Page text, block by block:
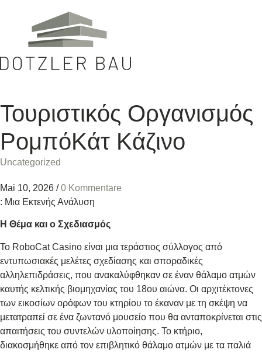
Τουριστικός Οργανισμός
ΡομπόΚάτ Κάζινο
Uncategorized
Mai 10, 2026 / 0 Kommentare
: Μια Εκτενής Ανάλυση
Η Θέμα και ο Σχεδιασμός
Το RoboCat Casino είναι μια τεράστιος σύλλογος από
εντυπωσιακές μελέτες σχεδίασης και σποραδικές
αλληλεπιδράσεις, που ανακαλύφθηκαν σε έναν θάλαμο ατμών
καυτής κελτικής βιομηχανίας του 18ου αιώνα. Οι αρχιτέκτονες
των εικοσίων ορόφων του κτηρίου το έκαναν με τη σκέψη να
μετατραπεί σε ένα ζωντανό μουσείο που θα ανταποκρίνεται στις
απαιτήσεις του συντελών υλοποίησης. Το κτήριο,
διακοσμήθηκε από τον επιβλητικό θάλαμο ατμών με τα παλιά